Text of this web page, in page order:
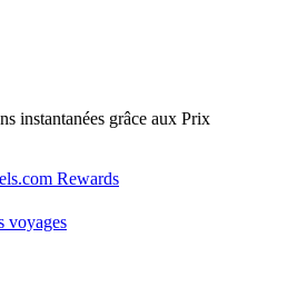
instantanées grâce aux Prix
Rewards
voyages